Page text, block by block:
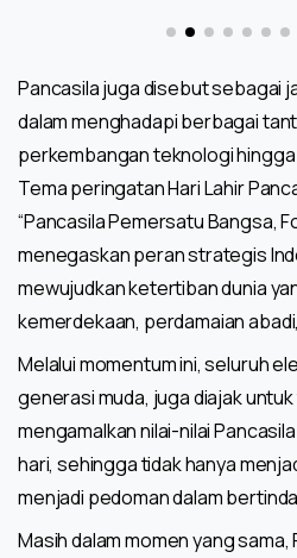
Pancasila juga disebut sebagai
dalam menghadapi berbagai
perkembangan teknologi
Tema peringatan Hari Lahir
“Pancasila Pemersatu Bangsa,
menegaskan peran strategis
mewujudkan ketertiban dunia
kemerdekaan, perdamaian
Melalui momentum ini, seluruh
generasi muda, juga diajak
mengamalkan nilai-nilai
hari, sehingga tidak hanya
menjadi pedoman dalam
Masih dalam momen yang